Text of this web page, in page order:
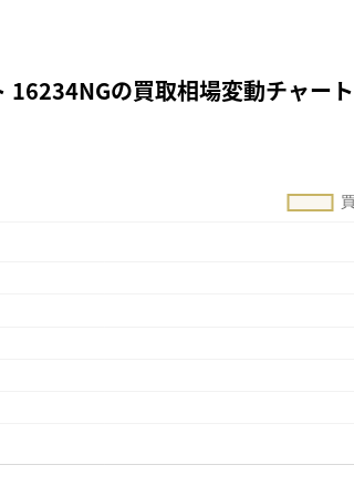
16234NGの買取相場変動チャート